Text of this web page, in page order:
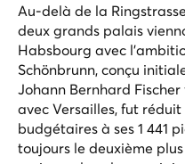
Au-delà de la
deux grands palais
Habsbourg avec
Schönbrunn, conçu
Johann Bernhard
avec Versailles, fut
budgétaires à ses 1 441
toujours le deuxième